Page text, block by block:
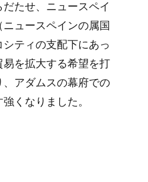
たせ、ニュースペイ
ュースペインの属国
ティの支配下にあっ
を拡大する希望を打
アダムスの幕府での
くなりました。